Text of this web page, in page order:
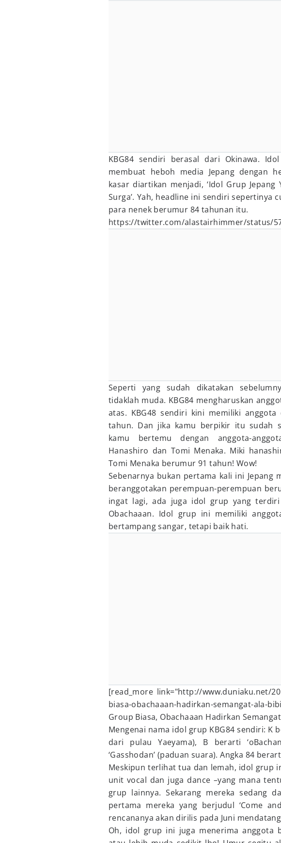
KBG84 sendiri berasal dari Okinawa.
membuat heboh media Jepang dengan
kasar diartikan menjadi, ‘Idol Grup Jepang
Surga’. Yah, headline ini sendiri sepertinya
para nenek berumur 84 tahunan itu.
https://twitter.com/alastairhimmer/status/
Seperti yang sudah dikatakan
tidaklah muda. KBG84 mengharuskan
atas. KBG48 sendiri kini memiliki
tahun. Dan jika kamu berpikir itu sudah
kamu bertemu dengan anggota-
Hanashiro dan Tomi Menaka. Miki
Tomi Menaka berumur 91 tahun! Wow!
Sebenarnya bukan pertama kali ini Jepang
beranggotakan perempuan-perempuan
ingat lagi, ada juga idol grup yang
Obachaaan. Idol grup ini memiliki
bertampang sangar, tetapi baik hati.
[read_more link="http://www.duniaku.net/
biasa-obachaaan-hadirkan-semangat-ala-
Group Biasa, Obachaaan Hadirkan
Mengenai nama idol grup KBG84 sendiri: K
dari pulau Yaeyama), B berarti
‘Gasshodan’ (paduan suara). Angka 84
Meskipun terlihat tua dan lemah, idol grup
unit vocal dan juga dance –yang mana
grup lainnya. Sekarang mereka sedang
pertama mereka yang berjudul ‘Come
rencananya akan dirilis pada Juni
Oh, idol grup ini juga menerima anggota